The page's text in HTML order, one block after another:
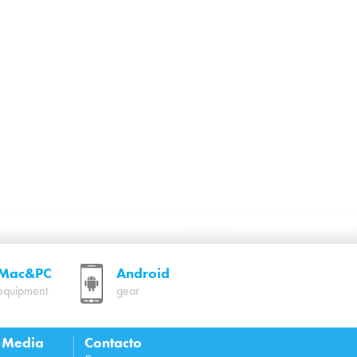
Android
gear
Contacto